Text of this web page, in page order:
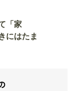
「家
にはたま